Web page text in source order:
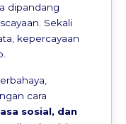
dipandang
Sekali
kepercayaan
cara
sosial, dan